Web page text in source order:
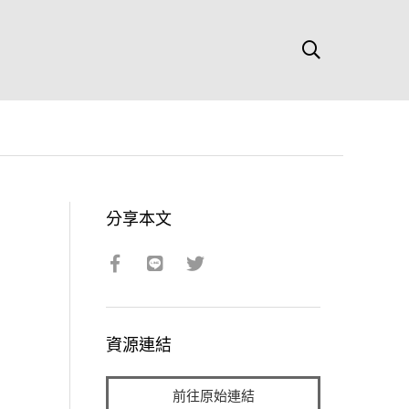
分享本文
資源連結
前往原始連結